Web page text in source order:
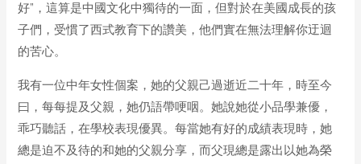
好”，這算是中國文化中獨待的一面，但對於在美國成長的孩
子們，受慣了西式教育下的讚美，他們實在無法理解你迂迴
的苦心。
我有一位中年女性個案，她的父親己過逝近二十年，時至今
曰，每每提及父親，她仍語帶哽咽。她說她從小品學兼優，
乖巧聽話，在學校表現優異。每當她有好的成績表現時，她
總是迫不及待的和她的父親分享，而父現總是露出以她為榮